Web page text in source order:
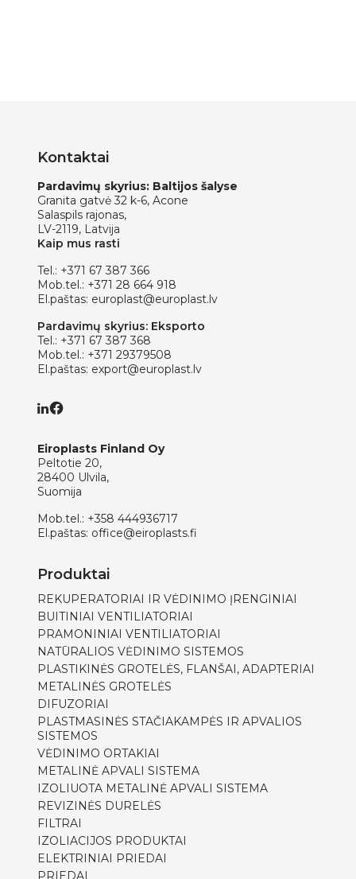
Kontaktai
Pardavimų skyrius: Baltijos šalyse
Granita gatvė 32 k-6, Acone
Salaspils rajonas,
LV-2119, Latvija
Kaip mus rasti
Tel.: +371 67 387 366
Mob.tel.: +371 28 664 918
El.paštas: europlast@europlast.lv
Pardavimų skyrius: Eksporto
Tel.: +371 67 387 368
Mob.tel.: +371 29379508
El.paštas: export@europlast.lv
Eiroplasts Finland Oy
Peltotie 20,
28400 Ulvila,
Suomija
Mob.tel.: +358 444936717
El.paštas: office@eiroplasts.fi
Produktai
REKUPERATORIAI IR VĖDINIMO ĮRENGINIAI
BUITINIAI VENTILIATORIAI
PRAMONINIAI VENTILIATORIAI
NATŪRALIOS VĖDINIMO SISTEMOS
PLASTIKINĖS GROTELĖS, FLANŠAI, ADAPTERIAI
METALINĖS GROTELĖS
DIFUZORIAI
PLASTMASINĖS STAČIAKAMPĖS IR APVALIOS
SISTEMOS
VĖDINIMO ORTAKIAI
METALINĖ APVALI SISTEMA
IZOLIUOTA METALINĖ APVALI SISTEMA
REVIZINĖS DURELĖS
FILTRAI
IZOLIACIJOS PRODUKTAI
ELEKTRINIAI PRIEDAI
PRIEDAI